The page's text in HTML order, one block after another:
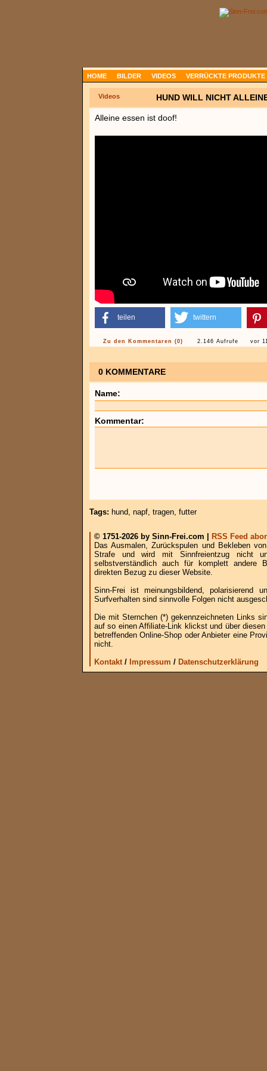
HOME BILDER VIDEOS VERRÜCKTE PRODUKTE
Videos HUND WILL NICHT
Alleine essen ist doof!
teilen twittern
Zu den Kommentaren (0) 2.146 Aufrufe vor
0 KOMMENTARE
Name:
Kommentar:
Tags: hund, napf, tragen, futter
© 1751-2026 by Sinn-Frei.com |
RSS Feed
Das Ausmalen, Zurückspulen und Bekleben
Strafe und wird mit Sinnfreientzug nicht
selbstverständlich auch für komplett andere
direkten Bezug zu dieser Website.
Sinn-Frei ist meinungsbildend, polarisierend
Surfverhalten sind sinnvolle Folgen nicht
Die mit Sternchen (*) gekennzeichneten Links
auf so einen Affiliate-Link klickst und über
betreffenden Online-Shop oder Anbieter eine
nicht.
Kontakt/ Impressum / Datenschutzerklärung